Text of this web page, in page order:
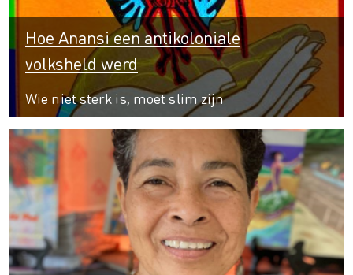
Hoe Anansi een antikoloniale
volksheld werd
Wie niet sterk is, moet slim zijn